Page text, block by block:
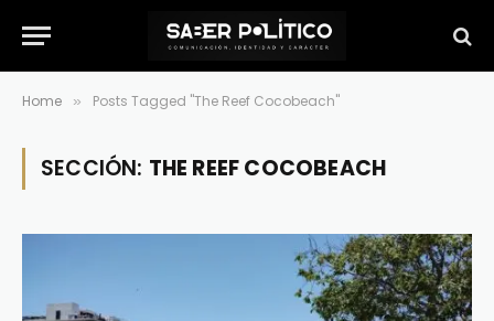
Home » Posts Tagged "The Reef Cocobeach"
SECCIÓN: THE REEF COCOBEACH